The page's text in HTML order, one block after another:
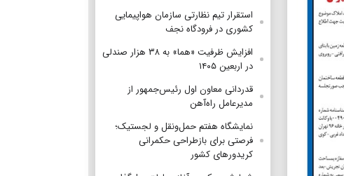
استقرار تیم‌ نظارتی سازمان هواپیمایی
کشوری در فرودگاه نجف
افزایش ظرفیت «هما» به ۳۸ هزار صندلی
در اربعین ۱۴۰۵
قدردانی معاون اول رئیس‌جمهور از
مدیرعامل راه‌آهن
نمایشگاه هفتم حمل‌ونقل و لجستیک؛
فرصتی برای بازطراحی حکمرانی
کریدورهای کشور